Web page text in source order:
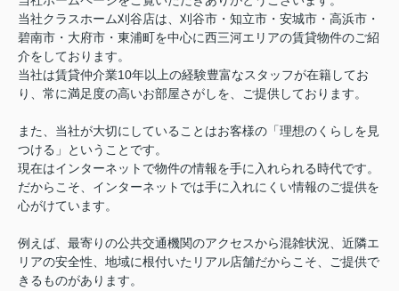
当社クラスホーム刈谷店は、刈谷市・知立市・安城市・高浜市・
碧南市・大府市・東浦町を中心に西三河エリアの賃貸物件のご紹
介をしております。
当社は賃貸仲介業10年以上の経験豊富なスタッフが在籍してお
り、常に満足度の高いお部屋さがしを、ご提供しております。
また、当社が大切にしていることはお客様の「理想のくらしを見
つける」ということです。
現在はインターネットで物件の情報を手に入れられる時代です。
だからこそ、インターネットでは手に入れにくい情報のご提供を
心がけています。
例えば、最寄りの公共交通機関のアクセスから混雑状況、近隣エ
リアの安全性、地域に根付いたリアル店舗だからこそ、ご提供で
きるものがあります。